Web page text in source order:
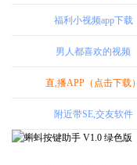
福利小视频app下载
男人都喜欢的视频
直,播APP（点击下载）
附近带SE,交友软件